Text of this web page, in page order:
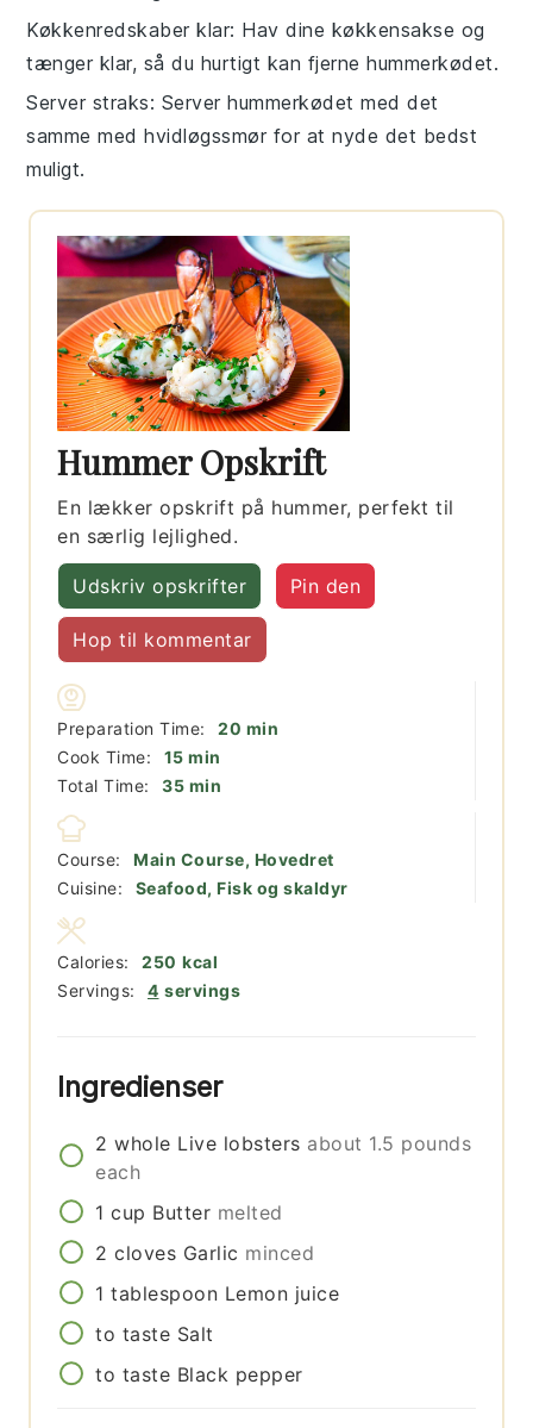
Køkkenredskaber klar: Hav dine køkkensakse og
tænger klar, så du hurtigt kan fjernehummerkødet.
Server straks: Serverhummerkødet med det
samme medhvidløgssmør for at nyde det bedst
muligt.
Hummer Opskrift
En lækker opskrift på hummer, perfekt til
en særlig lejlighed.
Udskriv opskrifter Pin den
Hop til kommentar
Preparation Time: 20 minutter
min
Cook Time:
15minutter
min
Total Time:
35minutter
min
Course:
Main Course, Hovedret
Cuisine:
Seafood, Fisk og skaldyr
Servings: 4 servings
Calories: 250 kcal
Ingredienser
2 whole Live lobsters about 1.5 pounds
each
1 cup Butter melted
2 cloves Garlic minced
1 tablespoon Lemon juice
to taste Salt
to taste Black pepper